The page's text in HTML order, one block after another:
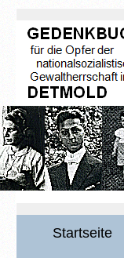
Startseite